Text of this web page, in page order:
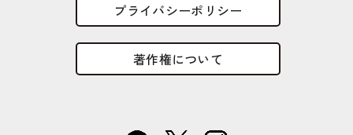
プライバシーポリシー
著作権について